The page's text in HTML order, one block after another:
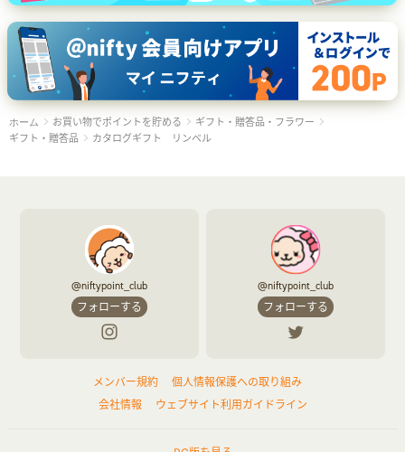
ホーム お買い物でポイントを貯める
ギフト・贈答品・フラワー
ギフト・贈答品
カタログギフト リンベル
@niftypoint_club
フォローする
@niftypoint_club
フォローする
メンバー規約
個人情報保護への取り組み
会社情報
ウェブサイト利用ガイドライン